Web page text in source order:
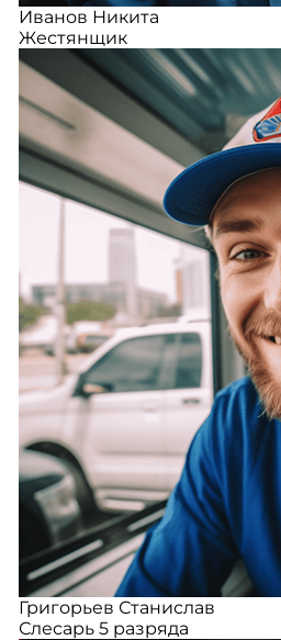
Иванов Никита
Жестянщик
Григорьев Станислав
Слесарь 5 разряда